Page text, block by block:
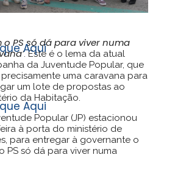
o PS só dá para viver numa
. Este é o lema da atual
da Juventude Popular, que
uma caravana para
um lote de propostas ao
da Habitação.
Popular (JP) estacionou
à porta do ministério de
para entregar à governante o
PS só dá para viver numa